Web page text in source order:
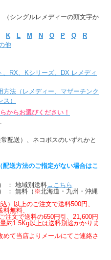
（シングルレメディーの頭文字か
K L M N O P Q
R
他
RX、Kシリーズ、DX レメディ
法（レメディー、マザーチンク
）
からお選びください！
配送）、ネコポスのいずれかと
送方法のご指定がない場合はこ
： 地域別送料→こちら
： 無料（ ※北海道・九州・沖縄
）以上のご注文で送料500円、
無料、
注文で送料の650円引、21,600円
約1.5Kg以上は送料別途かかりま
て当店よりメールにてご連絡さ